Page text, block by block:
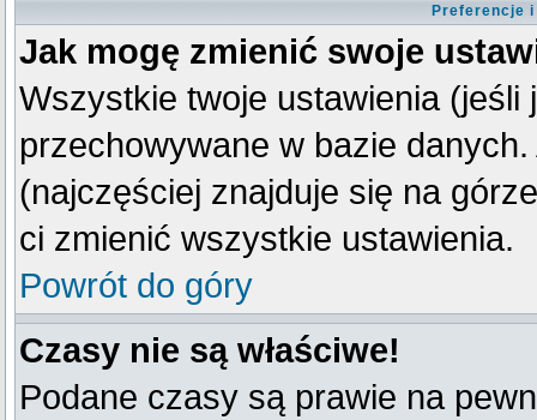
Preferencje
Jak mogę zmienić swoje
Wszystkie twoje ustawienia
przechowywane w bazie
(najczęściej znajduje się na
ci zmienić wszystkie ustawienia.
Powrót do góry
Czasy nie są właściwe!
Podane czasy są prawie na